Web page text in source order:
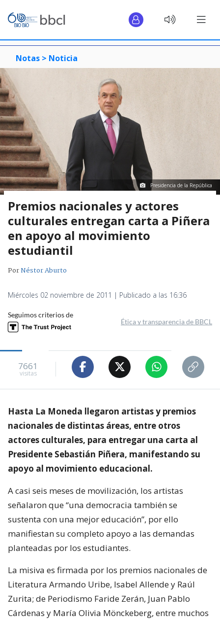
Notas > Noticia
Presidencia de la República
Premios nacionales y actores
culturales entregan carta a Piñera
en apoyo al movimiento
estudiantil
PorNéstor Aburto
Miércoles 02 noviembre de 2011 | Publicado a las 16:36
Seguimos criterios de
Ética y transparencia de BBCL
7661
visitas
Hasta La Moneda llegaron artistas y premios
nacionales de distintas áreas, entre otros
actores culturales, para entregar una carta al
Presidente Sebastián Piñera, manifestando su
apoyo al movimiento educacional.
A casi seis meses de movilización, los artistas
señalaron que “una democracia también se
sustenta con una mejor educación”, por ello
manifiestan su completo apoyo a las demandas
planteadas por los estudiantes.
La misiva es firmada por los premios nacionales de
Literatura Armando Uribe, Isabel Allende y Raúl
Zurita; de Periodismo Faride Zerán, Juan Pablo
Cárdenas y María Olivia Mönckeberg, entre muchos